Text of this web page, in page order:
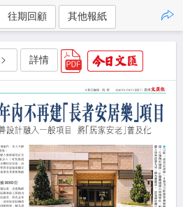
往期回顧 其他報紙
詳情